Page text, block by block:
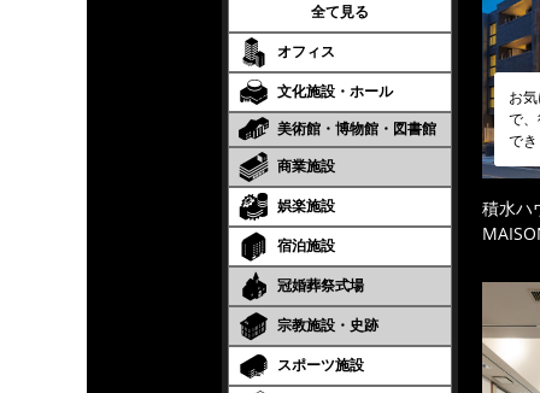
全て見る
オフィス
文化施設・ホール
美術館・博物館・図書館
商業施設
娯楽施設
宿泊施設
冠婚葬祭式場
宗教施設・史跡
スポーツ施設
お
で
で
積水